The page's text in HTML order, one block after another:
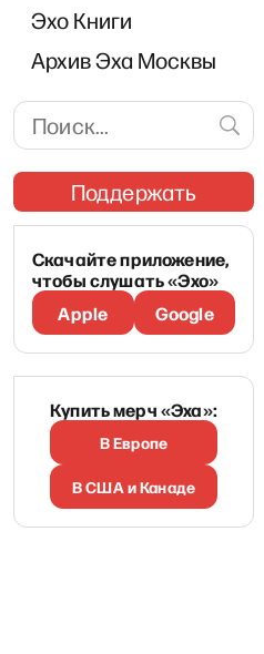
Эхо Книги
Архив Эха Москвы
Поддержать
Скачайте приложение,
чтобы слушать «Эхо»
Apple
Google
Купить мерч «Эха»:
В Европе
В США и Канаде